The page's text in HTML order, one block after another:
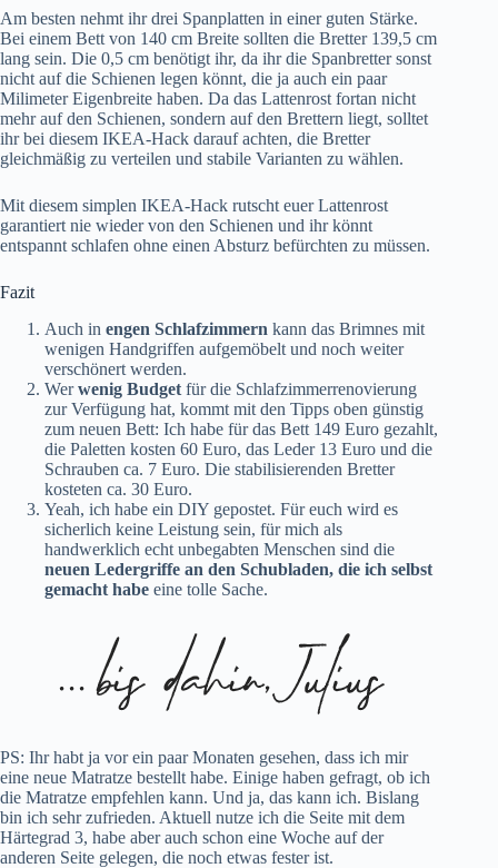
Am besten nehmt ihr drei Spanplatten in einer guten Stärke.
Bei einem Bett von 140 cm Breite sollten die Bretter 139,5 cm
lang sein. Die 0,5 cm benötigt ihr, da ihr die Spanbretter sonst
nicht auf die Schienen legen könnt, die ja auch ein paar
Milimeter Eigenbreite haben. Da das Lattenrost fortan nicht
mehr auf den Schienen, sondern auf den Brettern liegt, solltet
ihr bei diesem IKEA-Hack darauf achten, die Bretter
gleichmäßig zu verteilen und stabile Varianten zu wählen.
Mit diesem simplen IKEA-Hack rutscht euer Lattenrost
garantiert nie wieder von den Schienen und ihr könnt
entspannt schlafen ohne einen Absturz befürchten zu müssen.
Fazit
Auch in engen Schlafzimmern kann das Brimnes mit
wenigen Handgriffen aufgemöbelt und noch weiter
verschönert werden.
Werwenig Budget für die Schlafzimmerrenovierung
zur Verfügung hat, kommt mit den Tipps oben günstig
zum neuen Bett: Ich habe für das Bett 149 Euro gezahlt,
die Paletten kosten 60 Euro, das Leder 13 Euro und die
Schrauben ca. 7 Euro. Die stabilisierenden Bretter
kosteten ca. 30 Euro.
Yeah, ich habe ein DIY gepostet. Für euch wird es
sicherlich keine Leistung sein, für mich als
handwerklich echt unbegabten Menschen sind die
neuen Ledergriffe an den Schubladen, die ich selbst
gemacht habe eine tolle Sache.
PS: Ihr habt ja vor ein paar Monaten gesehen, dass ich mir
eine neue Matratze bestellt habe. Einige haben gefragt, ob ich
die Matratze empfehlen kann. Und ja, das kann ich. Bislang
bin ich sehr zufrieden. Aktuell nutze ich die Seite mit dem
Härtegrad 3, habe aber auch schon eine Woche auf der
anderen Seite gelegen, die noch etwas fester ist.